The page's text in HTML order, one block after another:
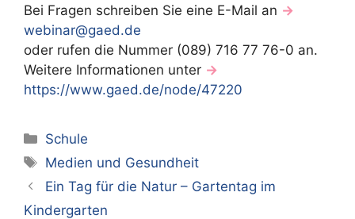
Bei Fragen schreiben Sie eine E-Mail an →
webinar@gaed.de
oder rufen die Nummer (089) 716 77 76-0 an.
Weitere Informationen unter →
https://www.gaed.de/node/47220
Kategorien
Schule
Schlagwörter
Medien und Gesundheit
Ein Tag für die Natur – Gartentag im
Kindergarten